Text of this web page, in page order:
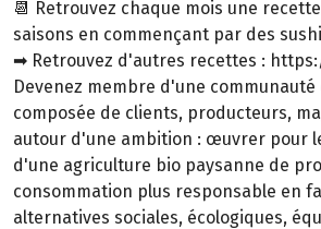
📆 Retrouvez chaque mois une
saisons en commençant par des
➡ Retrouvez d'autres recettes :
Devenez membre d'une communauté
composée de clients, producteurs,
autour d'une ambition : œuvrer pour
d'une agriculture bio paysanne de
consommation plus responsable en
alternatives sociales, écologiques,